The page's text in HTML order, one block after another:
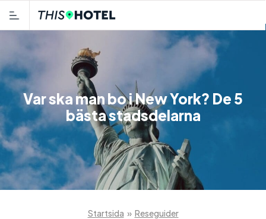
Var ska man bo i New York? De 5
bästa stadsdelarna
Startsida » Reseguider